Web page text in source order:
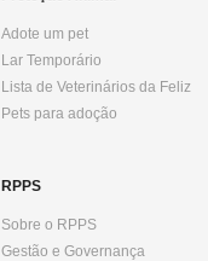
Adote um pet
Lar Temporário
Lista de Veterinários da Feliz
Pets para adoção
RPPS
Sobre o RPPS
Gestão e Governança